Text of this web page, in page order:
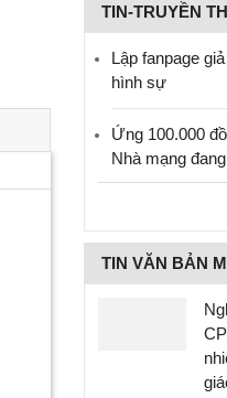
TIN-TRUYỀN
Lập fanpage
hình sự
Ứng 100.000
Nhà mạng
TIN VĂN BẢN